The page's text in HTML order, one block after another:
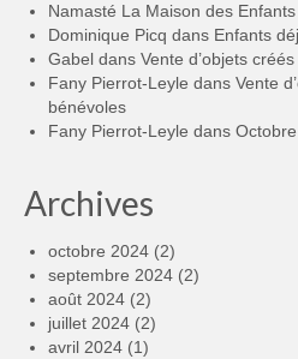
Namasté La Maison des Enfants
Dominique Picq dans Enfants
Gabel dans Vente d’objets
Fany Pierrot-Leyle dans Vente
bénévoles
Fany Pierrot-Leyle dans
Archives
octobre 2024 (2)
septembre 2024 (2)
août 2024 (2)
juillet 2024 (2)
avril 2024 (1)